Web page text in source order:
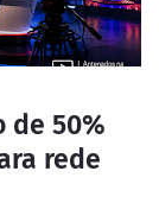
de 50%
rede